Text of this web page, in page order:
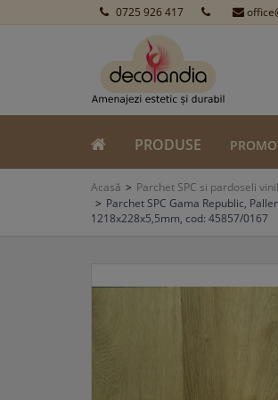
0725 926 417
PRODUSE
Acasă
Parchet SPC si pardoseli
Parchet SPC Gama Republic,
1218x228x5,5mm, cod: 45857/0167
PROMOȚII DE IULIE! PARCHET